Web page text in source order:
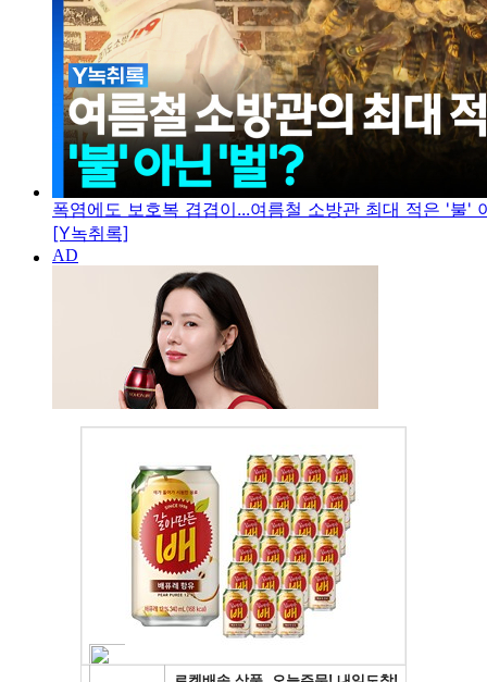
폭염에도 보호복 겹겹이...여름철 소방관 최대 적은 '불'
[Y녹취록]